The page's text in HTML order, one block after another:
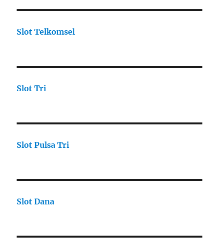
Slot Telkomsel
Slot Tri
Slot Pulsa Tri
Slot Dana